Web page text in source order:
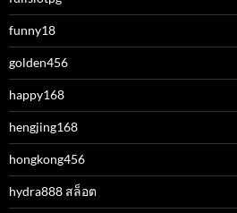
funny18
golden456
happy168
hengjing168
hongkong456
hydra888 สล็อต